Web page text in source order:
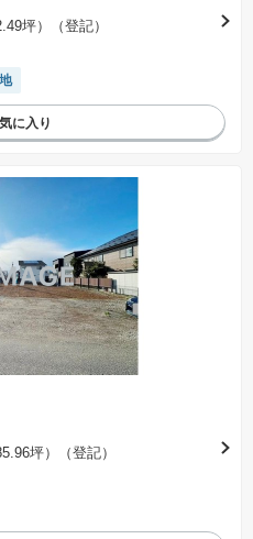
坪）（登記）
坪）（登記）